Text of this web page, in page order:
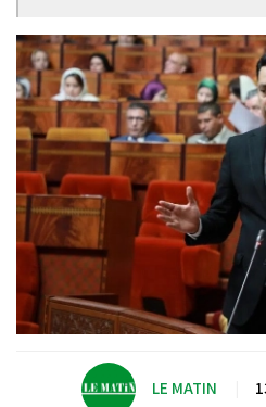
LE MATIN